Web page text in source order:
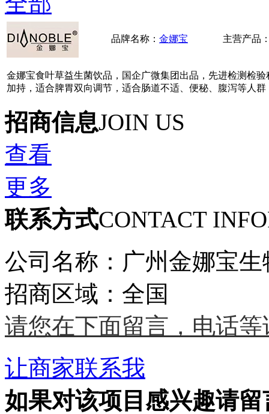
品牌名称： 金娜宝 主营产品
金娜宝食叶草益生菌饮品，国企广微集团出品，先进检测检
加持，适合脾胃双向调节，适合肠道不适、便秘、腹泻等人
招商信息JOIN US
查看
更多
联系方式CONTACT
公司名称：广州金娜宝
招商区域：全国
请您在下面留言，电话
让商家联系我
如果对该项目感兴趣请留